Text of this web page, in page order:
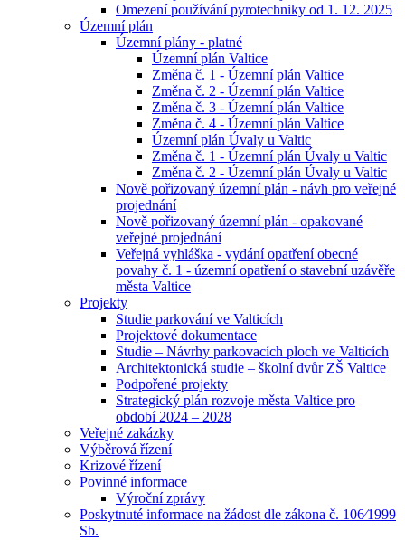
Omezení používání pyrotechniky od 1. 12. 2025
Územní plán
Územní plány - platné
Územní plán Valtice
Změna č. 1 - Územní plán Valtice
Změna č. 2 - Územní plán Valtice
Změna č. 3 - Územní plán Valtice
Změna č. 4 - Územní plán Valtice
Územní plán Úvaly u Valtic
Změna č. 1 - Územní plán Úvaly u Valtic
Změna č. 2 - Územní plán Úvaly u Valtic
Nově pořizovaný územní plán - návh pro veřejné
projednání
Nově pořizovaný územní plán - opakované
veřejné projednání
Veřejná vyhláška - vydání opatření obecné
povahy č. 1 - územní opatření o stavební uzávěře
města Valtice
Projekty
Studie parkování ve Valticích
Projektové dokumentace
Studie – Návrhy parkovacích ploch ve Valticích
Architektonická studie – školní dvůr ZŠ Valtice
Podpořené projekty
Strategický plán rozvoje města Valtice pro
období 2024 – 2028
Veřejné zakázky
Výběrová řízení
Krizové řízení
Povinné informace
Výroční zprávy
Poskytnuté informace na žádost dle zákona č. 106⁄1999
Sb.